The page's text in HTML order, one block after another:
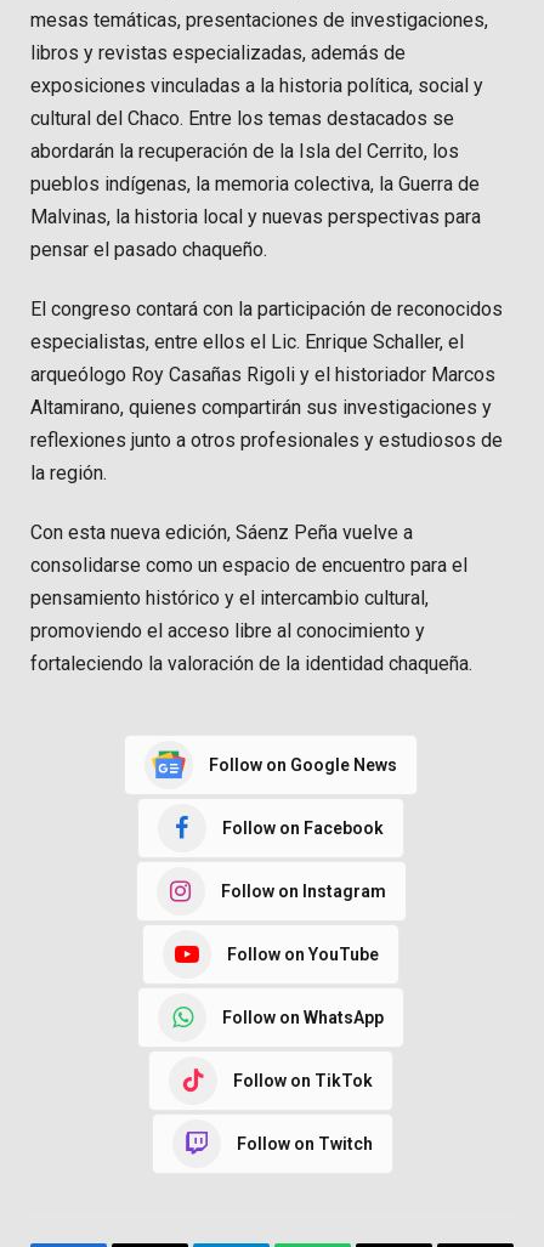
mesas temáticas, presentaciones de investigaciones,
libros y revistas especializadas, además de
exposiciones vinculadas a la historia política, social y
cultural del Chaco. Entre los temas destacados se
abordarán la recuperación de la Isla del Cerrito, los
pueblos indígenas, la memoria colectiva, la Guerra de
Malvinas, la historia local y nuevas perspectivas para
pensar el pasado chaqueño.
El congreso contará con la participación de reconocidos
especialistas, entre ellos el Lic. Enrique Schaller, el
arqueólogo Roy Casañas Rigoli y el historiador Marcos
Altamirano, quienes compartirán sus investigaciones y
reflexiones junto a otros profesionales y estudiosos de
la región.
Con esta nueva edición, Sáenz Peña vuelve a
consolidarse como un espacio de encuentro para el
pensamiento histórico y el intercambio cultural,
promoviendo el acceso libre al conocimiento y
fortaleciendo la valoración de la identidad chaqueña.
Follow on Google News
Follow on Facebook
Follow on Instagram
Follow on YouTube
Follow on WhatsApp
Follow on TikTok
Follow on Twitch